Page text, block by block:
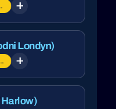
7:30 am
Londyn)
at 7:30 am